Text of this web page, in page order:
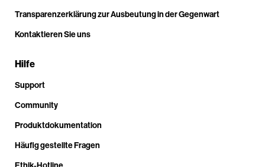
Transparenzerklärung zur Ausbeutung in der Gegenwart
Kontaktieren Sie uns
Hilfe
Support
Community
Produktdokumentation
Häufig gestellte Fragen